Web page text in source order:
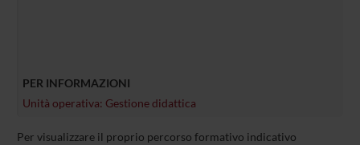
PER INFORMAZIONI
Unità operativa: Gestione didattica
Per visualizzare il proprio percorso formativo indicativo